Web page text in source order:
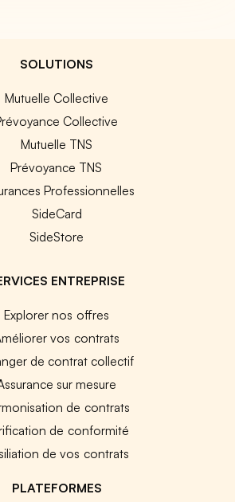
SOLUTIONS
Mutuelle Collective
Collective
Mutuelle TNS
Prévoyance TNS
Professionnelles
SideCard
SideStore
ENTREPRISE
Explorer nos offres
vos contrats
de contrat collectif
sur mesure
de contrats
de conformité
de vos contrats
PLATEFORMES